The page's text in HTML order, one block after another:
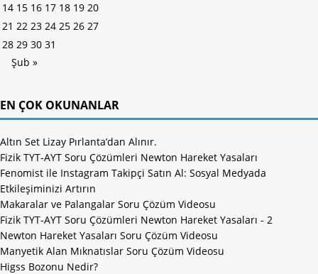
14 15 16 17 18 19 20
21 22 23 24 25 26 27
28 29 30 31
Şub »
EN ÇOK OKUNANLAR
Altın Set Lizay Pırlanta’dan Alınır.
Fizik TYT-AYT Soru Çözümleri Newton Hareket Yasaları
Fenomist ile Instagram Takipçi Satın Al: Sosyal Medyada
Etkileşiminizi Artırın
Makaralar ve Palangalar Soru Çözüm Videosu
Fizik TYT-AYT Soru Çözümleri Newton Hareket Yasaları - 2
Newton Hareket Yasaları Soru Çözüm Videosu
Manyetik Alan Mıknatıslar Soru Çözüm Videosu
Higss Bozonu Nedir?